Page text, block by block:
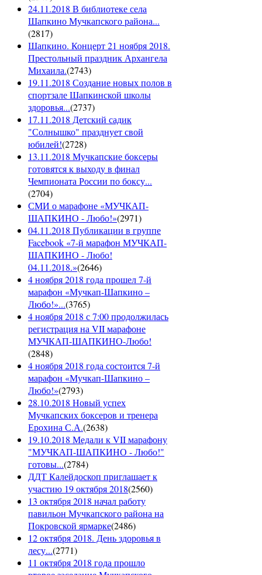
24.11.2018 В библиотеке села
Шапкино Мучкапского района...
(2817)
Шапкино. Концерт 21 ноября 2018.
Престольный праздник Архангела
Михаила.(2743)
19.11.2018 Создание новых полов в
спортзале Шапкинской школы
здоровья...(2737)
17.11.2018 Детский садик
"Солнышко" празднует свой
юбилей!(2728)
13.11.2018 Мучкапские боксеры
готовятся к выходу в финал
Чемпионата России по боксу...
(2704)
СМИ о марафоне «МУЧКАП-
ШАПКИНО - Любо!»(2971)
04.11.2018 Публикации в группе
Facebook «7-й марафон МУЧКАП-
ШАПКИНО - Любо!
04.11.2018.»(2646)
4 ноября 2018 года прошел 7-й
марафон «Мучкап-Шапкино –
Любо!»...(3765)
4 ноября 2018 с 7:00 продолжилась
регистрация на VII марафоне
МУЧКАП-ШАПКИНО-Любо!
(2848)
4 ноября 2018 года состоится 7-й
марафон «Мучкап-Шапкино –
Любо!»(2793)
28.10.2018 Новый успех
Мучкапских боксеров и тренера
Ерохина С.А.(2638)
19.10.2018 Медали к VII марафону
"МУЧКАП-ШАПКИНО - Любо!"
готовы...(2784)
ДДТ Калейдоскоп приглашает к
участию 19 октября 2018(2560)
13 октября 2018 начал работу
павильон Мучкапского района на
Покровской ярмарке(2486)
12 октября 2018. День здоровья в
лесу...(2771)
11 октября 2018 года прошло